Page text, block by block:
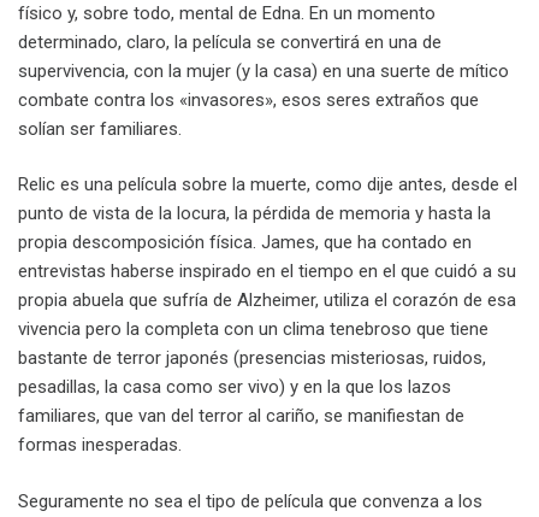
físico y, sobre todo, mental de Edna. En un momento
determinado, claro, la película se convertirá en una de
supervivencia, con la mujer (y la casa) en una suerte de mítico
combate contra los «invasores», esos seres extraños que
solían ser familiares.
Relic es una película sobre la muerte, como dije antes, desde el
punto de vista de la locura, la pérdida de memoria y hasta la
propia descomposición física. James, que ha contado en
entrevistas haberse inspirado en el tiempo en el que cuidó a su
propia abuela que sufría de Alzheimer, utiliza el corazón de esa
vivencia pero la completa con un clima tenebroso que tiene
bastante de terror japonés (presencias misteriosas, ruidos,
pesadillas, la casa como ser vivo) y en la que los lazos
familiares, que van del terror al cariño, se manifiestan de
formas inesperadas.
Seguramente no sea el tipo de película que convenza a los